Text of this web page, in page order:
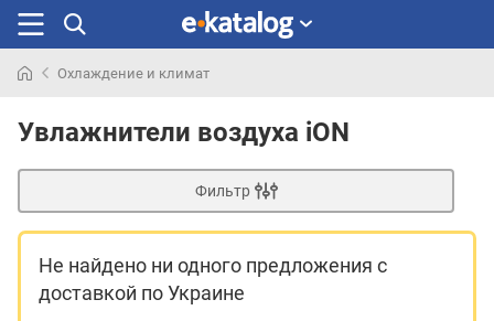
раньше
Охлаждение и климат
Увлажнители воздуха iON
Фильтр
Не найдено ни одного предложения с
доставкой по Украине